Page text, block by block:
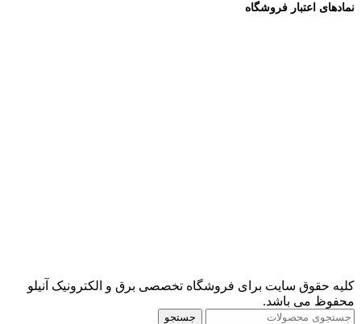
نمادهای اعتبار فروشگاه
کلیه حقوق سایت برای فروشگاه تخصصی برق و الکترونیک آنیلو
محفوظ می باشد.
جستجو